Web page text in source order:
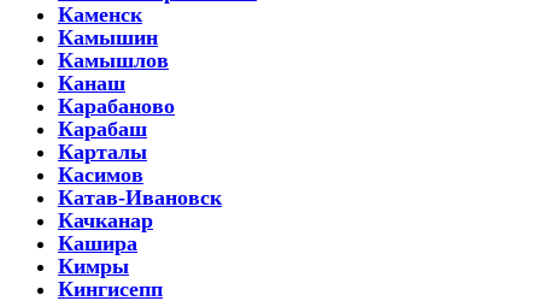
Каменск
Камышин
Камышлов
Канаш
Карабаново
Карабаш
Карталы
Касимов
Катав-Ивановск
Качканар
Кашира
Кимры
Кингисепп